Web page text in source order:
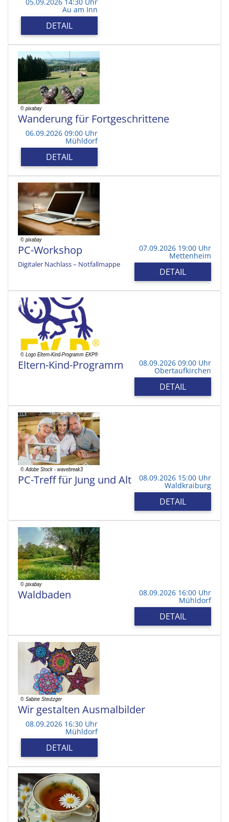
Au am Inn
DETAIL
Wanderung für Fortgeschrittene
06.09.2026 09:00 Uhr
Mühldorf
DETAIL
PC-Workshop
Digitaler Nachlass – Notfallmappe
07.09.2026 19:00 Uhr
Mettenheim
DETAIL
Eltern-Kind-Programm 08.09.2026 09:00 Uhr
Obertaufkirchen
DETAIL
PC-Treff für Jung und Alt 08.09.2026 15:00 Uhr
Waldkraiburg
DETAIL
Waldbaden 08.09.2026 16:00 Uhr
Mühldorf
DETAIL
Wir gestalten Ausmalbilder
08.09.2026 16:30 Uhr
Mühldorf
DETAIL